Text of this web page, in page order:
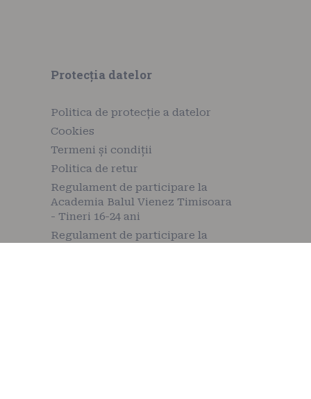
Protecția datelor
Politica de protecție a datelor
Cookies
Termeni și condiții
Politica de retur
Regulament de participare la
Academia Balul Vienez Timisoara
- Tineri 16-24 ani
Regulament de participare la